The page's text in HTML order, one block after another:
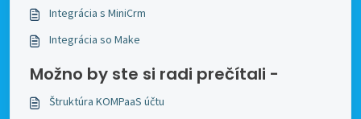
Integrácia s MiniCrm
Integrácia so Make
Možno by ste si radi prečítali -
Štruktúra KOMPaaS účtu